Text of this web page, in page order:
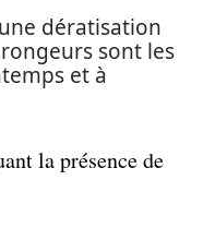
dératisation
sont les
et à
la présence de